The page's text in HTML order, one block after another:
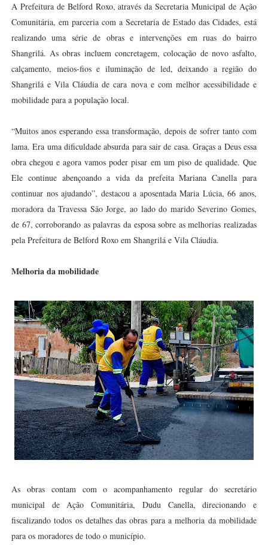
A Prefeitura de Belford Roxo, através da Secretaria Municipal de Ação
Comunitária, em parceria com a Secretaria de Estado das Cidades, está
realizando uma série de obras e intervenções em ruas do bairro
Shangrilá. As obras incluem concretagem, colocação de novo asfalto,
calçamento, meios-fios e iluminação de led, deixando a região do
Shangrilá e Vila Cláudia de cara nova e com melhor acessibilidade e
mobilidade para a população local.
“Muitos anos esperando essa transformação, depois de sofrer tanto com
lama. Era uma dificuldade absurda para sair de casa. Graças a Deus essa
obra chegou e agora vamos poder pisar em um piso de qualidade. Que
Ele continue abençoando a vida da prefeita Mariana Canella para
continuar nos ajudando”, destacou a aposentada Maria Lúcia, 66 anos,
moradora da Travessa São Jorge, ao lado do marido Severino Gomes,
de 67, corroborando as palavras da esposa sobre as melhorias realizadas
pela Prefeitura de Belford Roxo em Shangrilá e Vila Cláudia.
Melhoria da mobilidade
As obras contam com o acompanhamento regular do secretário
municipal de Ação Comunitária, Dudu Canella, direcionando e
fiscalizando todos os detalhes das obras para a melhoria da mobilidade
para os moradores de todo o município.